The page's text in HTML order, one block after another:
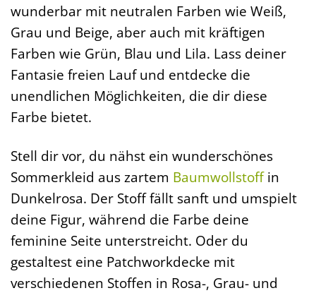
wunderbar mit neutralen Farben wie Weiß,
Grau und Beige, aber auch mit kräftigen
Farben wie Grün, Blau und Lila. Lass deiner
Fantasie freien Lauf und entdecke die
unendlichen Möglichkeiten, die dir diese
Farbe bietet.
Stell dir vor, du nähst ein wunderschönes
Sommerkleid aus zartem Baumwollstoffin
Dunkelrosa. Der Stoff fällt sanft und umspielt
deine Figur, während die Farbe deine
feminine Seite unterstreicht. Oder du
gestaltest eine Patchworkdecke mit
verschiedenen Stoffen in Rosa-, Grau- und